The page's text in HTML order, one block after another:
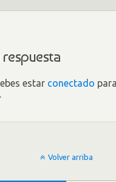
estar conectado
Volver arriba